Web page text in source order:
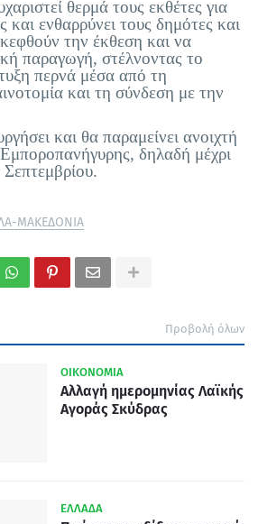
θερμά τους εκθέτες για
και ενθαρρύνει τους δημότες και
την έκθεση και να
παραγωγή, στέλνοντας το
περνά μέσα από τη
και τη σύνδεση με την
και θα παραμείνει ανοιχτή
Εμποροπανήγυρης, δηλαδή μέχρι
ΜΑΚΕΔΟΝΙΑ
Προβολή όλων
ΟΙΚΟΝΟΜΙΑ
Αλλαγή ημερομηνίας Λαϊκής
Αγοράς Σκύδρας
ΕΛΛΑΔΑ